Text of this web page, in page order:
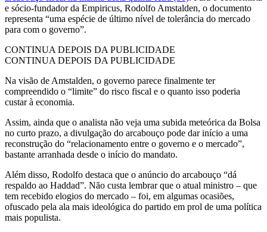
e sócio-fundador da Empiricus, Rodolfo Amstalden, o documento
representa “uma espécie de último nível de tolerância do mercado
para com o governo”.
CONTINUA DEPOIS DA PUBLICIDADE
CONTINUA DEPOIS DA PUBLICIDADE
Na visão de Amstalden, o governo parece finalmente ter
compreendido o “limite” do risco fiscal e o quanto isso poderia
custar à economia.
Assim, ainda que o analista não veja uma subida meteórica da Bolsa
no curto prazo, a divulgação do arcabouço pode dar início a uma
reconstrução do “relacionamento entre o governo e o mercado”,
bastante arranhada desde o início do mandato.
Além disso, Rodolfo destaca que o anúncio do arcabouço “dá
respaldo ao Haddad”. Não custa lembrar que o atual ministro – que
tem recebido elogios do mercado – foi, em algumas ocasiões,
ofuscado pela ala mais ideológica do partido em prol de uma política
mais populista.